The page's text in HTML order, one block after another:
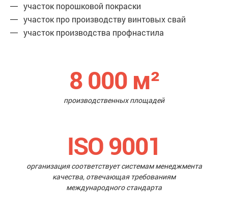
участок порошковой покраски
участок про производству винтовых свай
участок производства профнастила
8 000 м²
производственных площадей
ISO 9001
организация соответствует системам менеджмента
качества, отвечающая требованиям
международного стандарта